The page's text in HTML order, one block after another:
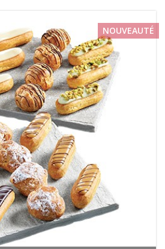
NOUVEAUTÉ